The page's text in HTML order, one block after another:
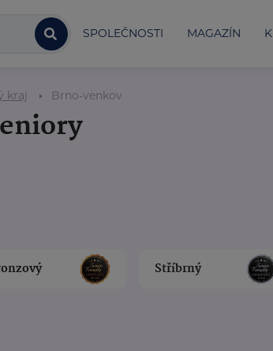
SPOLEČNOSTI MAGAZÍN
kraj Brno-venkov
Stříbrný